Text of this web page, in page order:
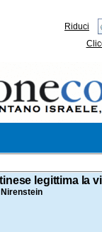
Riduci
legittima la